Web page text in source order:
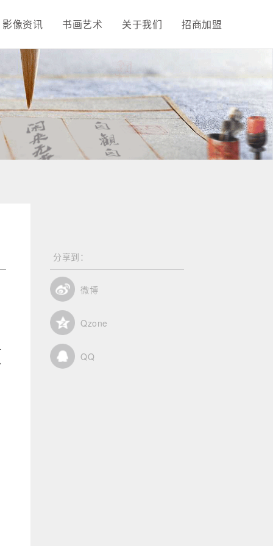
影像资讯 书画艺术 关于我们 招商加盟
分享到：
微博
Qzone
QQ